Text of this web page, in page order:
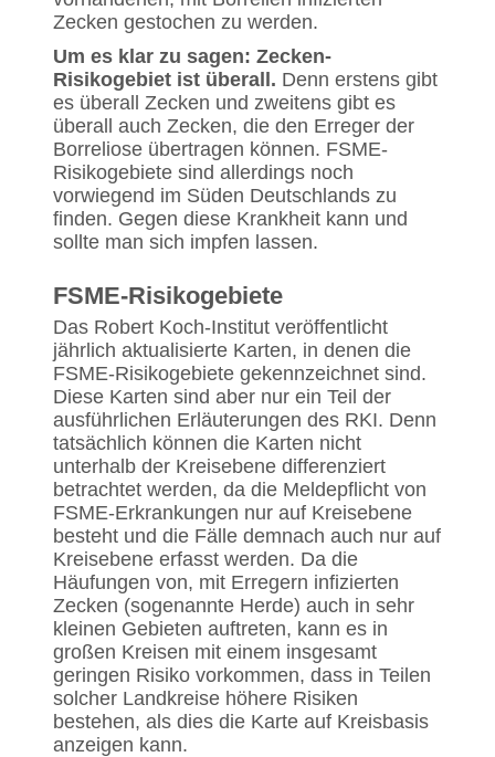
Zecken gestochen zu werden.
Um es klar zu sagen: Zecken-
Risikogebiet ist überall. Denn erstens gibt
es überall Zecken und zweitens gibt es
überall auch Zecken, die den Erreger der
Borreliose übertragen können. FSME-
Risikogebiete sind allerdings noch
vorwiegend im Süden Deutschlands zu
finden. Gegen diese Krankheit kann und
sollte man sich impfen lassen.
FSME-Risikogebiete
Das Robert Koch-Institut veröffentlicht
jährlich aktualisierte Karten, in denen die
FSME-Risikogebiete gekennzeichnet sind.
Diese Karten sind aber nur ein Teil der
ausführlichen Erläuterungen des RKI. Denn
tatsächlich können die Karten nicht
unterhalb der Kreisebene differenziert
betrachtet werden, da die Meldepflicht von
FSME-Erkrankungen nur auf Kreisebene
besteht und die Fälle demnach auch nur auf
Kreisebene erfasst werden. Da die
Häufungen von, mit Erregern infizierten
Zecken (sogenannte Herde) auch in sehr
kleinen Gebieten auftreten, kann es in
großen Kreisen mit einem insgesamt
geringen Risiko vorkommen, dass in Teilen
solcher Landkreise höhere Risiken
bestehen, als dies die Karte auf Kreisbasis
anzeigen kann.